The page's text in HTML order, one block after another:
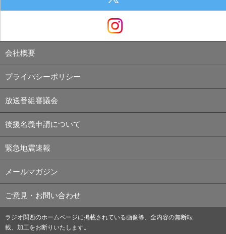
会社概要
プライバシーポリシー
放送番組審議会
後援名義申請について
緊急地震速報
メールマガジン
ご意見・お問い合わせ
ラジオ関西のホームページに掲載されている画像等、全内容の無断転
載、加工をお断りいたします。